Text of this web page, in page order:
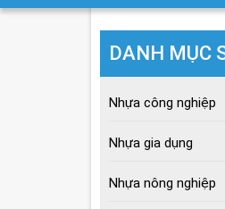
DANH MỤC
Nhựa công nghiệp
Nhựa gia dụng
Nhựa nông nghiệp